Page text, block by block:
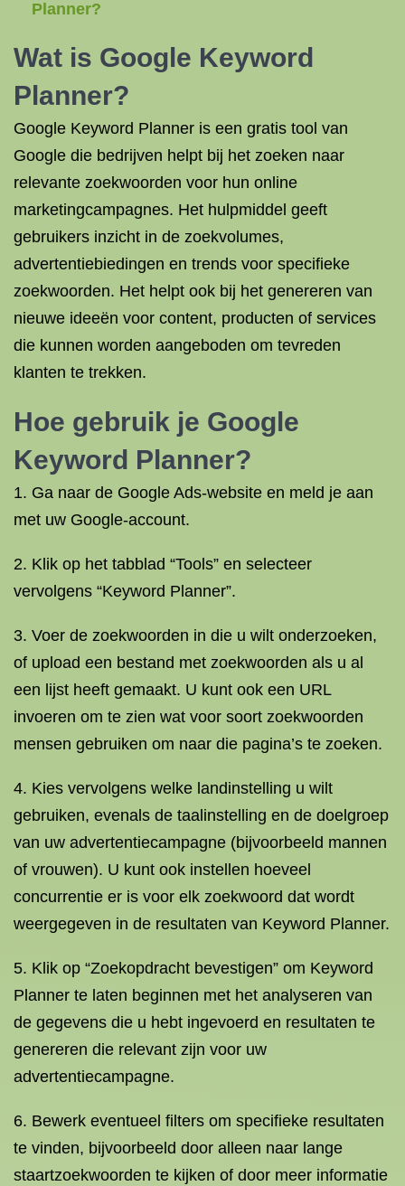
Planner?
Wat is Google Keyword
Planner?
Google Keyword Planner is een gratis tool van
Google die bedrijven helpt bij het zoeken naar
relevante zoekwoorden voor hun online
marketingcampagnes. Het hulpmiddel geeft
gebruikers inzicht in de zoekvolumes,
advertentiebiedingen en trends voor specifieke
zoekwoorden. Het helpt ook bij het genereren van
nieuwe ideeën voor content, producten of services
die kunnen worden aangeboden om tevreden
klanten te trekken.
Hoe gebruik je Google
Keyword Planner?
1. Ga naar de Google Ads-website en meld je aan
met uw Google-account.
2. Klik op het tabblad “Tools” en selecteer
vervolgens “Keyword Planner”.
3. Voer de zoekwoorden in die u wilt onderzoeken,
of upload een bestand met zoekwoorden als u al
een lijst heeft gemaakt. U kunt ook een URL
invoeren om te zien wat voor soort zoekwoorden
mensen gebruiken om naar die pagina’s te zoeken.
4. Kies vervolgens welke landinstelling u wilt
gebruiken, evenals de taalinstelling en de doelgroep
van uw advertentiecampagne (bijvoorbeeld mannen
of vrouwen). U kunt ook instellen hoeveel
concurrentie er is voor elk zoekwoord dat wordt
weergegeven in de resultaten van Keyword Planner.
5. Klik op “Zoekopdracht bevestigen” om Keyword
Planner te laten beginnen met het analyseren van
de gegevens die u hebt ingevoerd en resultaten te
genereren die relevant zijn voor uw
advertentiecampagne.
6. Bewerk eventueel filters om specifieke resultaten
te vinden, bijvoorbeeld door alleen naar lange
staartzoekwoorden te kijken of door meer informatie